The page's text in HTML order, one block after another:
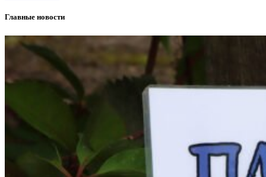
Главные новости